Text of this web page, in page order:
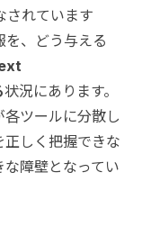
されています
、どう与える
状況にあります。
ツールに分散し
しく把握できな
障壁となってい